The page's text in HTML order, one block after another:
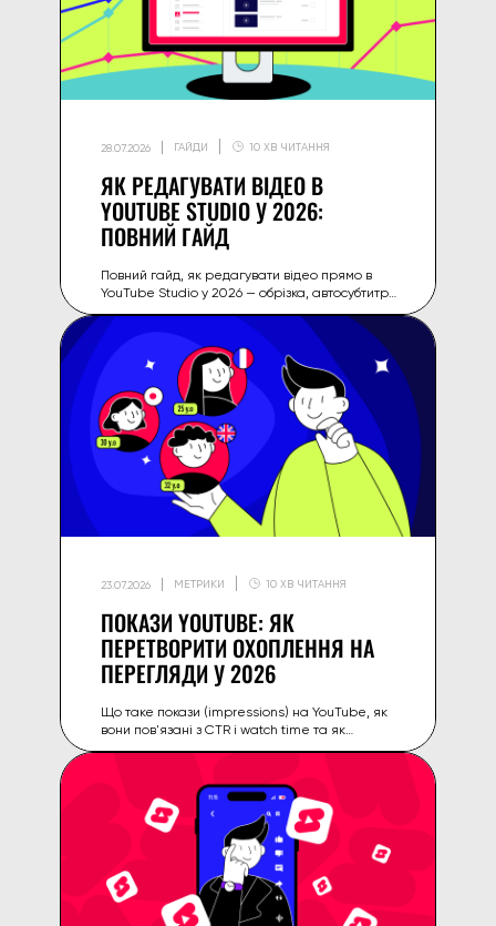
28.07.2026 ГАЙДИ 10 ХВ ЧИТАННЯ
ЯК РЕДАГУВАТИ ВІДЕО В
YOUTUBE STUDIO У 2026:
ПОВНИЙ ГАЙД
Повний гайд, як редагувати відео прямо в
YouTube Studio у 2026 — обрізка, автосубтитри,
розмиття, розділи (chapters) і більше без
стороннього софту.
23.07.2026 МЕТРИКИ 10 ХВ ЧИТАННЯ
ПОКАЗИ YOUTUBE: ЯК
ПЕРЕТВОРИТИ ОХОПЛЕННЯ НА
ПЕРЕГЛЯДИ У 2026
Що таке покази (impressions) на YouTube, як
вони пов'язані з CTR і watch time та як
перетворити більше показів на реальні